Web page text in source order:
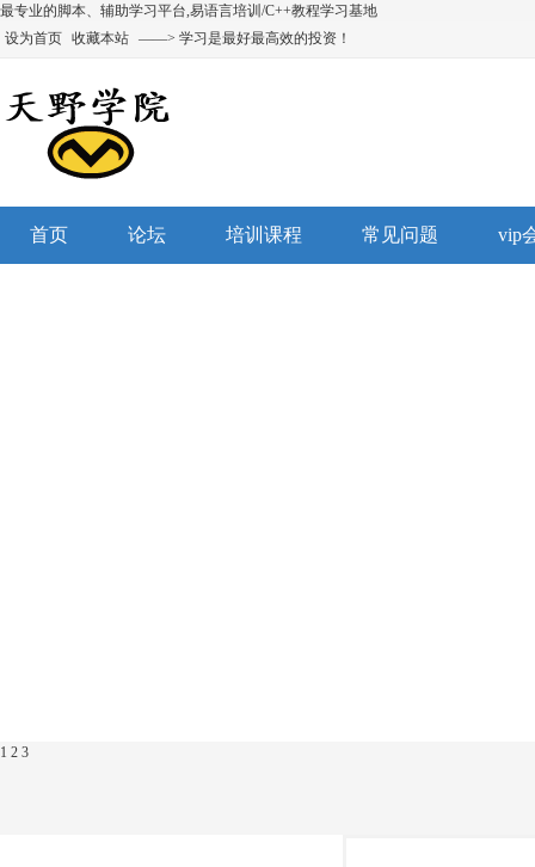
最专业的脚本、辅助学习平台,易语言培训/C++教程学习基地
设为首页 收藏本站 ——> 学习是最好最高效的投资！
首页 论坛 培训课程 常见问题 vip
1 2 3